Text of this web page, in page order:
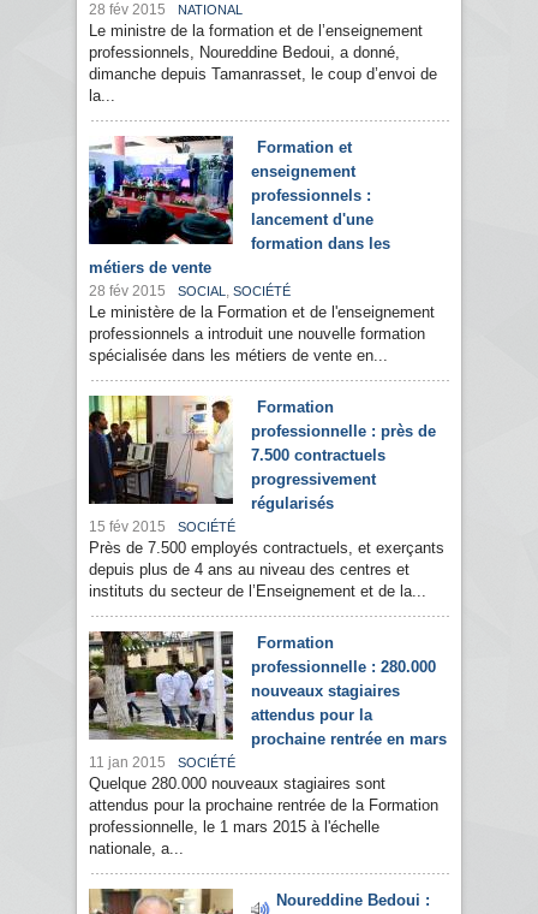
28 fév 2015 NATIONAL
Le ministre de la formation et de l’enseignement
professionnels, Noureddine Bedoui, a donné,
dimanche depuis Tamanrasset, le coup d’envoi de
la...
Formation et
enseignement
professionnels :
lancement d'une
formation dans les
métiers de vente
28 fév 2015 SOCIAL , SOCIÉTÉ
Le ministère de la Formation et de l'enseignement
professionnels a introduit une nouvelle formation
spécialisée dans les métiers de vente en...
Formation
professionnelle : près de
7.500 contractuels
progressivement
régularisés
15 fév 2015 SOCIÉTÉ
Près de 7.500 employés contractuels, et exerçants
depuis plus de 4 ans au niveau des centres et
instituts du secteur de l’Enseignement et de la...
Formation
professionnelle : 280.000
nouveaux stagiaires
attendus pour la
prochaine rentrée en mars
11 jan 2015 SOCIÉTÉ
Quelque 280.000 nouveaux stagiaires sont
attendus pour la prochaine rentrée de la Formation
professionnelle, le 1 mars 2015 à l'échelle
nationale, a...
Noureddine Bedoui :